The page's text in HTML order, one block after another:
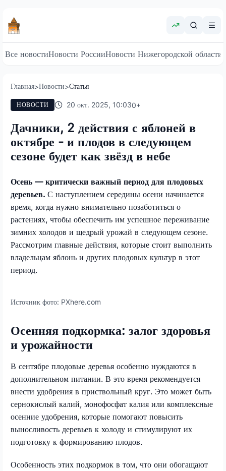
Все новостиНовости РоссииНовости Нижегородской области
Главная>Новости>Статья
НОВОСТИ 20 окт. 2025, 10:030+
Дачники, 2 действия с яблоней в
октябре - и плодов в следующем
сезоне будет как звёзд в небе
Осень — критически важный период для плодовых
деревьев. С наступлением середины осени начинается
время, когда нужно внимательно позаботиться о
растениях, чтобы обеспечить им успешное переживание
зимних холодов и щедрый урожай в следующем сезоне.
Рассмотрим главные действия, которые стоит выполнить
владельцам яблонь и других плодовых культур в этот
период.
Источник фото: PXhere.com
Осенняя подкормка: залог здоровья
и урожайности
В сентябре плодовые деревья особенно нуждаются в
дополнительном питании. В это время рекомендуется
внести удобрения в приствольный круг. Это может быть
сернокислый калий, монофосфат калия или комплексные
осенние удобрения, которые помогают повысить
выносливость деревьев к холоду и стимулируют их
подготовку к формированию плодов.
Особенность этих подкормок в том, что они обогащают